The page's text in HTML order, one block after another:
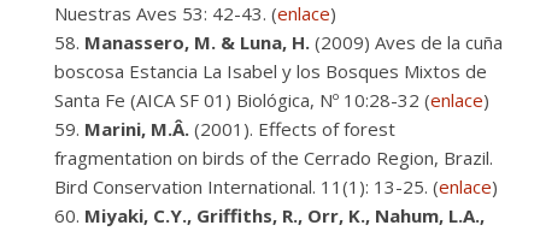
Nuestras Aves 53: 42-43. (enlace)
Manassero, M. & Luna, H. (2009) Aves de la cuña
boscosa Estancia La Isabel y los Bosques Mixtos de
Santa Fe (AICA SF 01) Biológica, Nº 10:28-32 (enlace)
Marini, M.Â. (2001). Effects of forest
fragmentation on birds of the Cerrado Region, Brazil.
Bird Conservation International. 11(1): 13-25. (enlace)
Miyaki, C.Y., Griffiths, R., Orr, K., Nahum, L.A.,